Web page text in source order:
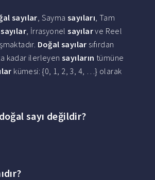
sayılar, Saymasayıları, Tam
sayılar, İrrasyonelsayılarve Reel
Doğal sayılar sıfırdan
kadar ilerleyen sayıların tümüne
kümesi: {0, 1, 2, 3, 4, …} olarak
sayı değildir?